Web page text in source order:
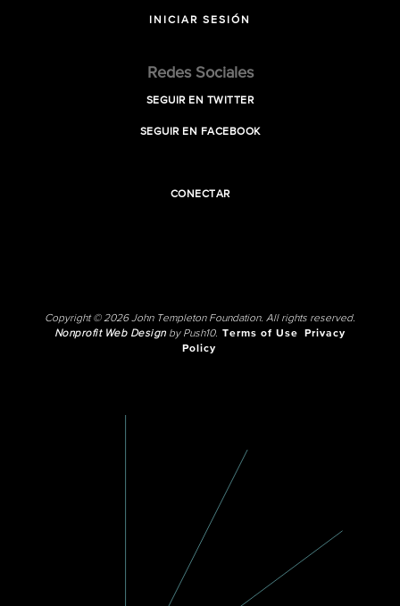
INICIAR SESIÓN
Redes Sociales
SEGUIR EN TWITTER
SEGUIR EN FACEBOOK
CONECTAR
Copyright © 2026 John Templeton Foundation. All rights reserved.
Nonprofit Web Designby Push10. Terms of Use
Privacy
Policy